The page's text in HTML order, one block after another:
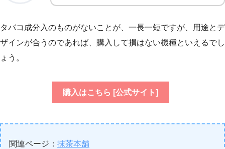
タバコ成分入のものがないことが、一長一短ですが、用途とデ
ザインが合うのであれば、購入して損はない機種といえるでし
ょう。
購入はこちら [公式サイト]
関連ページ： 抹茶本舗